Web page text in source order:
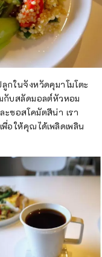
ในจังหวัดคุมาโมโตะ
กับสลัดมอลต์หัวหอม
ะซอสโคมัตสึน่า เรา
อให้คุณได้เพลิดเพลิน